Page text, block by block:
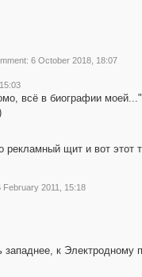
6 October 2018, 18:07
всё в биографии
рекламный щит и вот этот
February 2011, 15:18
к Электродному